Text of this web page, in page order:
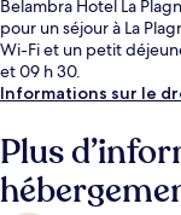
Belambra Hotel La
pour un séjour à La
Wi-Fi et un petit
et 09 h 30.
Informations sur le
Plus